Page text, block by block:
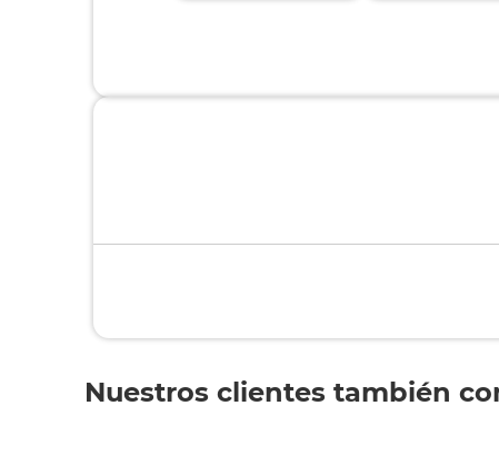
Nuestros clientes también